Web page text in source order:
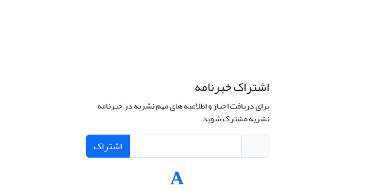
اشتراک خبرنامه
برای دریافت اخبار و اطلاعیه های مهم نشریه در خبرنامه
نشریه مشترک شوید.
اشتراک